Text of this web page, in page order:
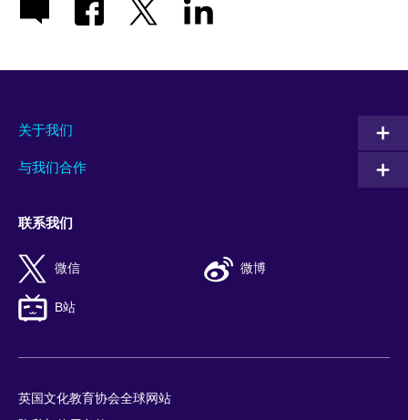
关于我们
与我们合作
联系我们
微信 微博
B站
英国文化教育协会全球网站